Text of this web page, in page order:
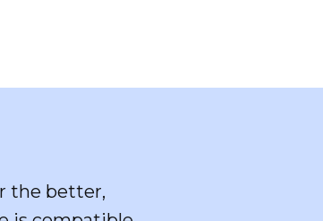
the better,